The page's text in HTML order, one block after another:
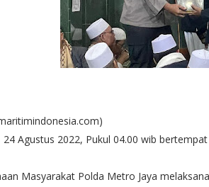
24 Agustus 2022, Pukul 04.00 wib
Masyarakat Polda Metro Jaya